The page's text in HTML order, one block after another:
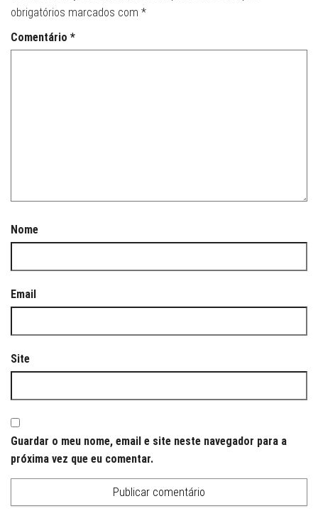
obrigatórios marcados com *
Comentário *
Nome
Email
Site
Guardar o meu nome, email e site neste navegador para a
próxima vez que eu comentar.